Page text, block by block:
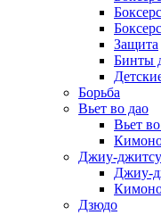
Защита
Бинты
Борьба
Вьет во дао
Вьет
Джиу-джитсу
Джиу-
Дзюдо